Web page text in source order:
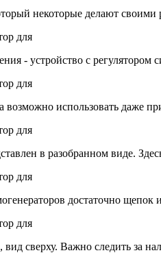
некоторые делают
- устройство с регулятором
использовать даже
в разобранном виде.
достаточно щепок
сверху. Важно следить за